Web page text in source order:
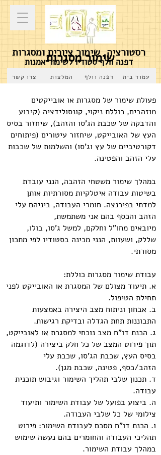
צרו קשר המלצות עמוד בית
רסטורציה, שימור ציורים ומסגרות
דפנה וולף סטודיו לשימור אמנות
דפנה וולף
שימור מסגרות
פעולת שימור של מסגרות או אובייקטים
מוזהבים, כוללת ניקוי, קונסולידציה (קיבוע
והדבקה של שכבת הג'סו והזהב), שיחזור בסיס
העץ של האובייקט, שיחזור עיטורים (פיתוחים
דקורטיביים של עץ וג'סו) והשלמות של שכבות
עלי הזהב והפטינה.
במהלך שימור משטחי הזהבה, הנני עובדת
בשיטות עבודה איטלקיות מסורתיות אותן
למדתי בפירנצה. חומרי העבודה, ביניהם עלי
הזהב והכסף בהם אני משתמשת,
מיובאים מחו"ל וחלקם, למשל ג'סו, בולו,
שללק, ושעוות, הנני מכינה בסטודיו לפי מתכון
מסורתי.
עבודת שימור מסגרות כוללת:
א. תיעוד מצולם של המסגרת או האובייקט לפני
תחילת הטיפול.
ב. אבחון וניתוח מצב היצירה באמצעות
התבוננות תחת הגדלה ובדיקת רגישות.
ג. הכנת דו"ח מצב נוכחי למסגרת או לאובייקט,
תוך פירוט המצב של כל חלק ביצירה (לדוגמה
בסיס העץ, שכבת הג'סו, שכבת עלי
הזהב/כסף, פטינה, שכבת מגן).
ד. תכנון שלבי תהליך השימור וגיבוש תוכנית
עבודה.
ה. ביצוע בפועל של עבודת השימור ותיעוד
צילומי של כל שלבי העבודה.
ו. הכנת דו"ח מסכם לעבודת השימור: פירוט
תהליכי העבודה והחומרים בהם נעשה שימוש
במהלך עבודת השימור.